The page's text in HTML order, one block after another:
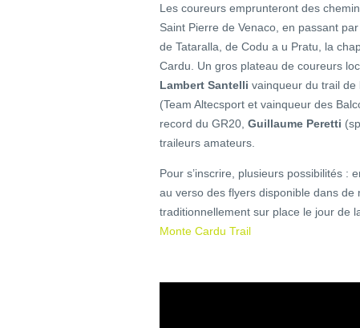
Les coureurs emprunteront des
Saint Pierre de Venaco, en passant
de Tataralla, de Codu a u Pratu, la
Cardu. Un gros plateau de coureurs
Lambert Santelli vainqueur du trail de
(Team Altecsport et vainqueur des
record du GR20, Guillaume Peretti
traileurs amateurs.
Pour s’inscrire, plusieurs possibilités :
au verso des flyers disponible dans de
traditionnellement sur place le jour de
Monte Cardu Trail